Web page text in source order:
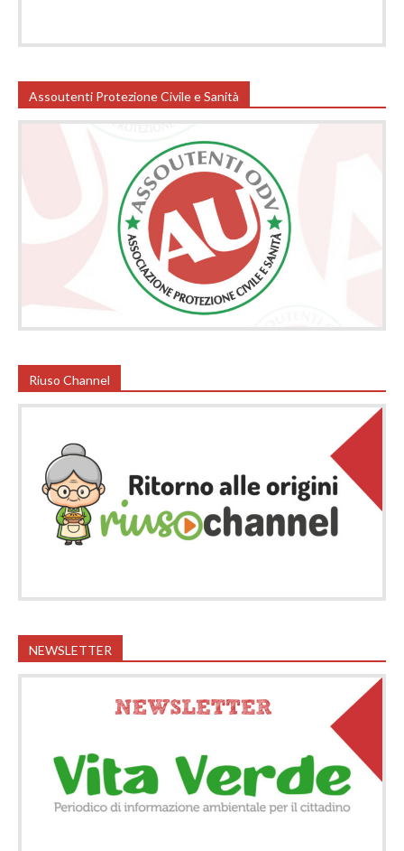
Assoutenti Protezione Civile e Sanità
Riuso Channel
NEWSLETTER